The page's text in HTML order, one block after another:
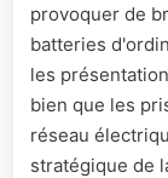
provoquer de
batteries
les
bien que les
réseau
stratégique de